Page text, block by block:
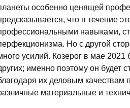
особенно ценящей
что в течение
навыками,
Но с другой
усилий. Козерог в мае
именно поэтому он будет
их деловым качествам
материальные и